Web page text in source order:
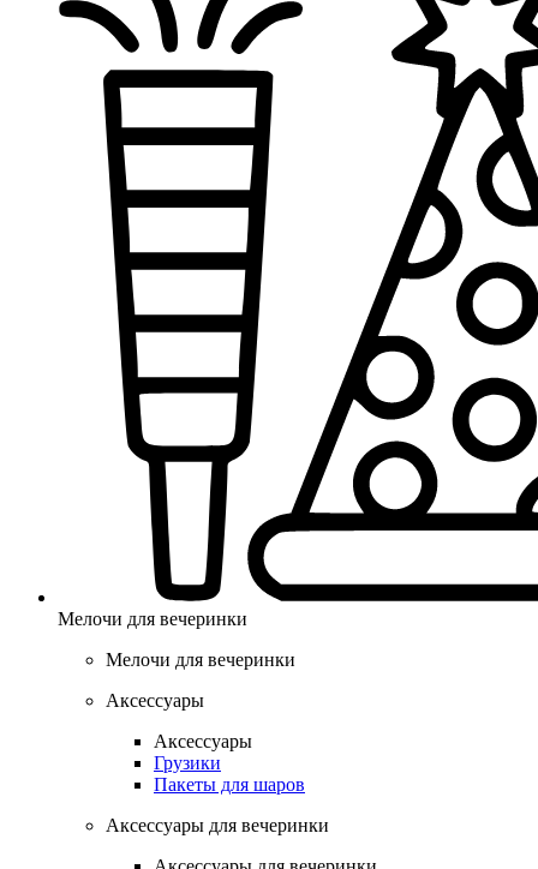
Мелочи для вечеринки
Мелочи для вечеринки
Аксессуары
Аксессуары
Грузики
Пакеты для шаров
Аксессуары для вечеринки